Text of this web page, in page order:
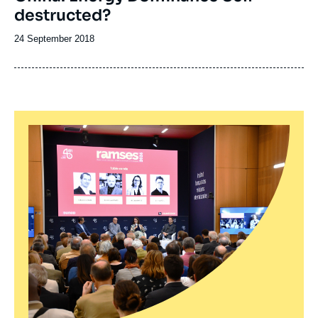
destructed?
Date
publication
24 September 2018